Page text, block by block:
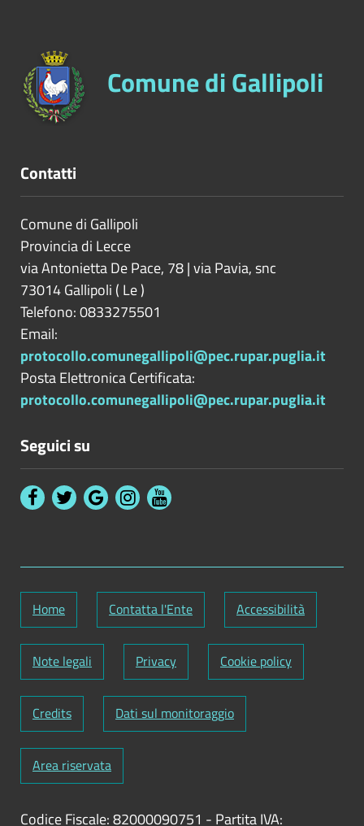
Comune di Gallipoli
Contatti
Comune di Gallipoli
Provincia di Lecce
via Antonietta De Pace, 78 | via Pavia, snc
73014Gallipoli ( Le)
Telefono: 0833275501
Email:
protocollo.comunegallipoli@pec.rupar.puglia.it
Posta Elettronica Certificata:
protocollo.comunegallipoli@pec.rupar.puglia.it
Seguici su
Home Contatta l'Ente Accessibilità
Note legali Privacy Cookie policy
Credits Dati sul monitoraggio
Area riservata
Codice Fiscale: 82000090751 - Partita IVA: